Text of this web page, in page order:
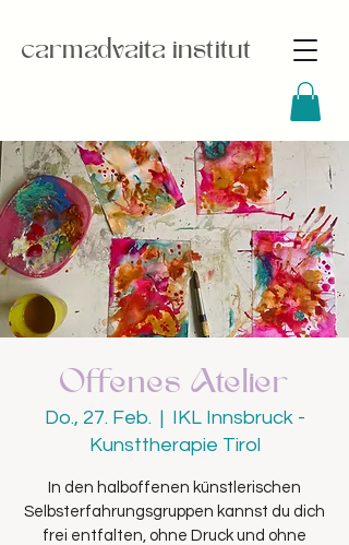
carmadvaita institut
Offenes Atelier
Do., 27. Feb.
  |
IKL Innsbruck -
Kunsttherapie Tirol
In den halboffenen künstlerischen
Selbsterfahrungsgruppen kannst du dich
frei entfalten, ohne Druck und ohne